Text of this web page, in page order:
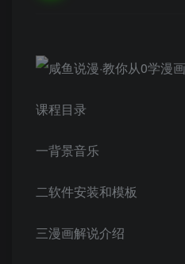
课程目录
一背景音乐
二软件安装和模板
三漫画解说介绍